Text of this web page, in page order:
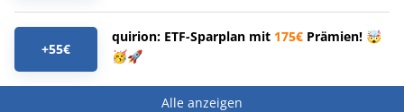
+55€
quirion: ETF-Sparplan mit 175€ Prämien! 🤯
🥳🚀
Alle anzeigen